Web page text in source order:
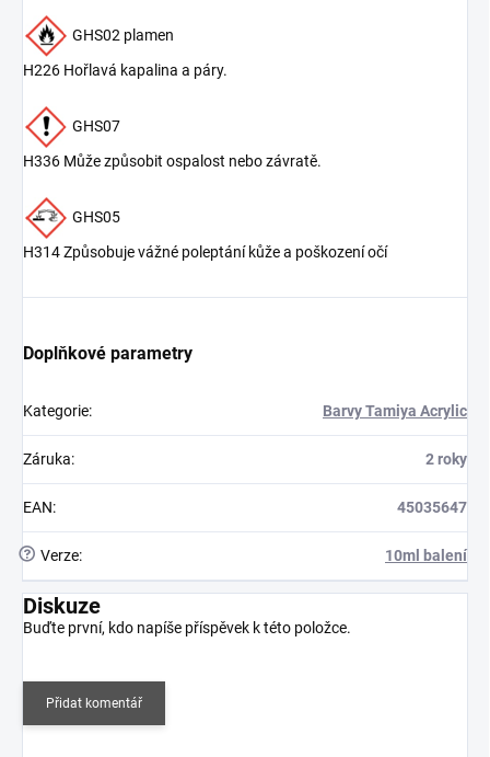
GHS02 plamen
H226 Hořlavá kapalina a páry.
GHS07
H336 Může způsobit ospalost nebo závratě.
GHS05
H314 Způsobuje vážné poleptání kůže a poškození očí
Doplňkové parametry
Kategorie: Barvy Tamiya Acrylic
Záruka: 2 roky
EAN: 45035647
? Verze: 10ml balení
Diskuze
Buďte první, kdo napíše příspěvek k této položce.
Přidat komentář